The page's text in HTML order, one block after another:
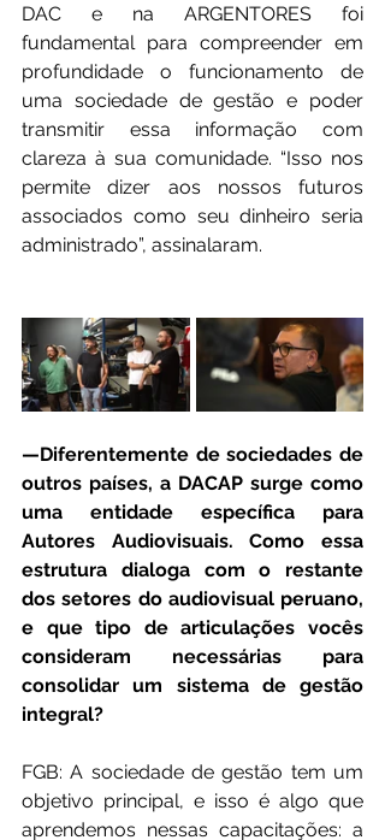
DAC e na ARGENTORES foi
fundamental para compreender em
profundidade o funcionamento de
uma sociedade de gestão e poder
transmitir essa informação com
clareza à sua comunidade. “Isso nos
permite dizer aos nossos futuros
associados como seu dinheiro seria
administrado”, assinalaram.
—Diferentemente de sociedades de
outros países, a DACAP surge como
uma entidade específica para
Autores Audiovisuais. Como essa
estrutura dialoga com o restante
dos setores do audiovisual peruano,
e que tipo de articulações vocês
consideram necessárias para
consolidar um sistema de gestão
integral?
FGB: A sociedade de gestão tem um
objetivo principal, e isso é algo que
aprendemos nessas capacitações: a